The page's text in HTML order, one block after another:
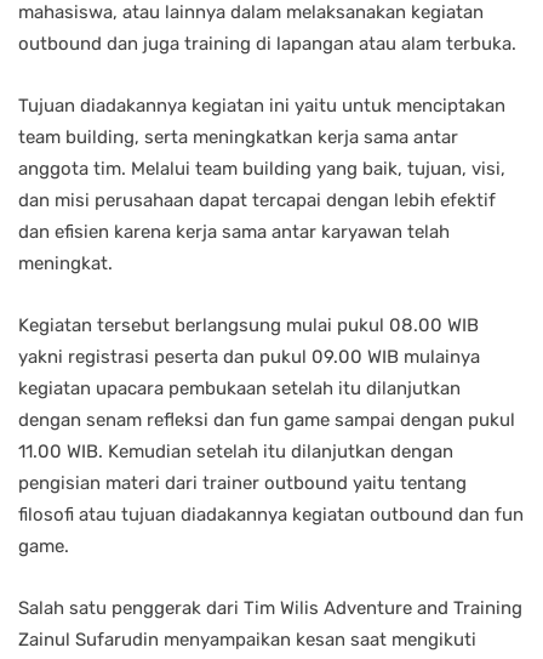
mahasiswa, atau lainnya dalam melaksanakan kegiatan
outbound dan juga training di lapangan atau alam terbuka.
Tujuan diadakannya kegiatan ini yaitu untuk menciptakan
team building, serta meningkatkan kerja sama antar
anggota tim. Melalui team building yang baik, tujuan, visi,
dan misi perusahaan dapat tercapai dengan lebih efektif
dan efisien karena kerja sama antar karyawan telah
meningkat.
Kegiatan tersebut berlangsung mulai pukul 08.00 WIB
yakni registrasi peserta dan pukul 09.00 WIB mulainya
kegiatan upacara pembukaan setelah itu dilanjutkan
dengan senam refleksi dan fun game sampai dengan pukul
11.00 WIB. Kemudian setelah itu dilanjutkan dengan
pengisian materi dari trainer outbound yaitu tentang
filosofi atau tujuan diadakannya kegiatan outbound dan fun
game.
Salah satu penggerak dari Tim Wilis Adventure and Training
Zainul Sufarudin menyampaikan kesan saat mengikuti